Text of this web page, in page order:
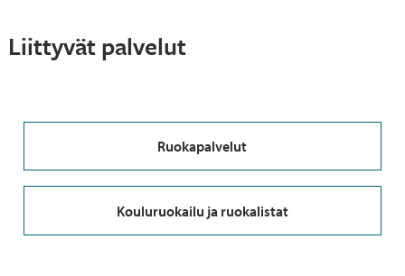
Liittyvät palvelut
Ruokapalvelut
Kouluruokailu ja ruokalistat